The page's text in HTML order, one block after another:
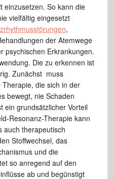
einzusetzen. So kann die
vielfältig eingesetzt
,
der Atemwege
psychischen Erkrankungen.
Die zu erkennen ist
Zunächst muss
die sich in der
bewegt, nie Schaden
ein grundsätzlicher Vorteil
Resonanz-Therapie kann
auch therapeutisch
Stoffwechsel, das
und die
so anregend auf den
ab und begünstigt